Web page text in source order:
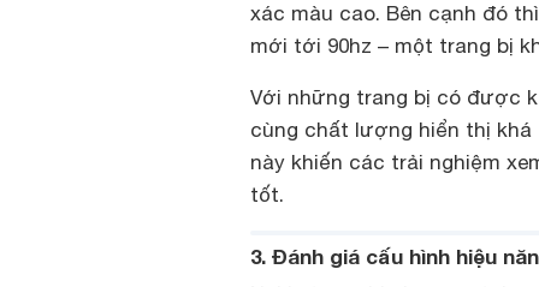
xác màu cao. Bên cạnh đó
mới tới 90hz – một trang bị
Với những trang bị có được
cùng chất lượng hiển thị
này khiến các trải nghiệm
tốt.
3. Đánh giá cấu hình hiệu